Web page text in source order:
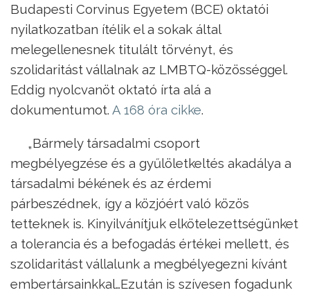
Budapesti Corvinus Egyetem (BCE) oktatói
nyilatkozatban ítélik el a sokak által
melegellenesnek titulált törvényt, és
szolidaritást vállalnak az LMBTQ-közösséggel.
Eddig nyolcvanöt oktató írta alá a
dokumentumot. A 168 óra cikke.
„Bármely társadalmi csoport
megbélyegzése és a gyűlöletkeltés akadálya a
társadalmi békének és az érdemi
párbeszédnek, így a közjóért való közös
tetteknek is. Kinyilvánítjuk elkötelezettségünket
a tolerancia és a befogadás értékei mellett, és
szolidaritást vállalunk a megbélyegezni kívánt
embertársainkkal…Ezután is szívesen fogadunk